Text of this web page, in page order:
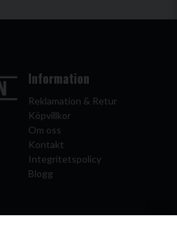
Information
Reklamation & Retur
Köpvillkor
Om oss
Kontakt
Integritetspolicy
Blogg